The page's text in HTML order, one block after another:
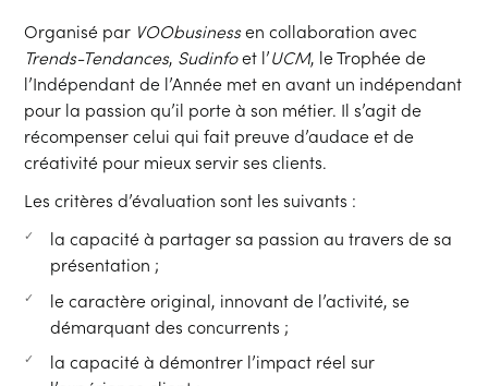
Organisé par VOObusinessen collaboration avec
Trends-Tendances, Sudinfoet l’UCM, le Trophée de
l’Indépendant de l’Année met en avant un indépendant
pour la passion qu’il porte à son métier. Il s’agit de
récompenser celui qui fait preuve d’audace et de
créativité pour mieux servir ses clients.
Les critères d’évaluation sont les suivants :
la capacité à partager sa passion au travers de sa
présentation ;
le caractère original, innovant de l’activité, se
démarquant des concurrents ;
la capacité à démontrer l’impact réel sur